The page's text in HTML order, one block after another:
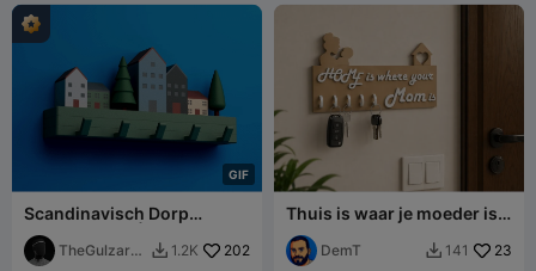
GIF
Scandinavisch Dorp
Muurhaakrek | 2
Bevestigingsversies
TheGulzar3
 1.2K 202
Thuis is waar je moeder is –
Decoratieve sleutelhouder
DemT  141 23